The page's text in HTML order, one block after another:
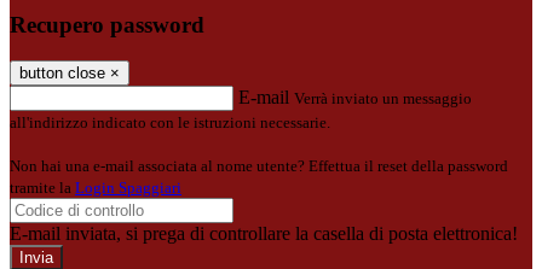
Recupero password
button close ×
E-mail Verrà inviato un messaggio
all'indirizzo indicato con le istruzioni necessarie.
Non hai una e-mail associata al nome utente? Effettua il reset della password
tramite la Login Spaggiari
E-mail inviata, si prega di controllare la casella di posta elettronica!